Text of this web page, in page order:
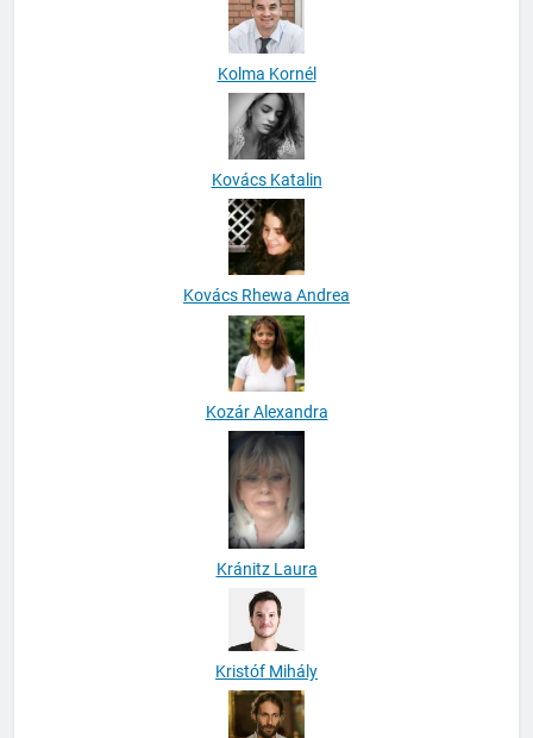
Kolma Kornél
Kovács Katalin
Kovács Rhewa Andrea
Kozár Alexandra
Kránitz Laura
Kristóf Mihály